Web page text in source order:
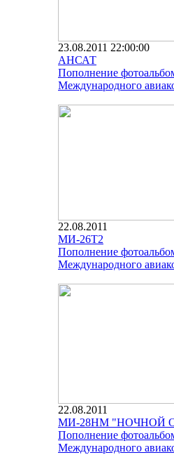
23.08.2011 22:00:00
АНСАТ
Пополнение
Международного
22.08.2011
МИ-26Т2
Пополнение
Международного
22.08.2011
МИ-28НМ "НОЧНОЙ
Пополнение
Международного